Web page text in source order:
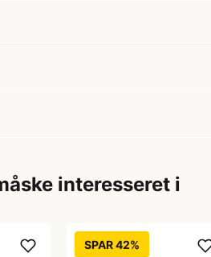
interesseret i
SPAR 42%